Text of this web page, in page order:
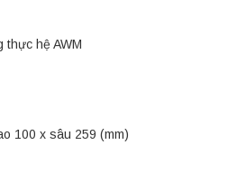
thực hệ AWM
100 x sâu 259 (mm)